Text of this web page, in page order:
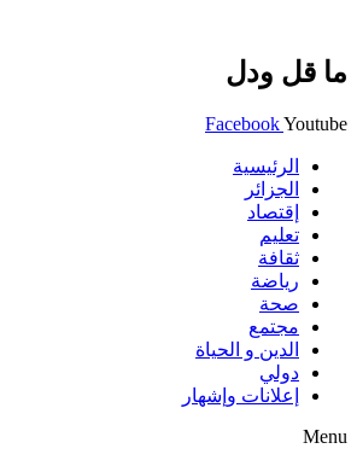
ما قل ودل
FacebookYoutube
الرئيسية
الجزائر
إقتصاد
تعليم
ثقافة
رياضة
صحة
مجتمع
الدين و الحياة
دولي
إعلانات وإشهار
Menu